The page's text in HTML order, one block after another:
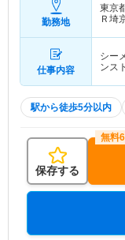
勤務地
東京
Ｒ埼
仕事内容
シー
ンス
駅から徒歩5分以内
保存する